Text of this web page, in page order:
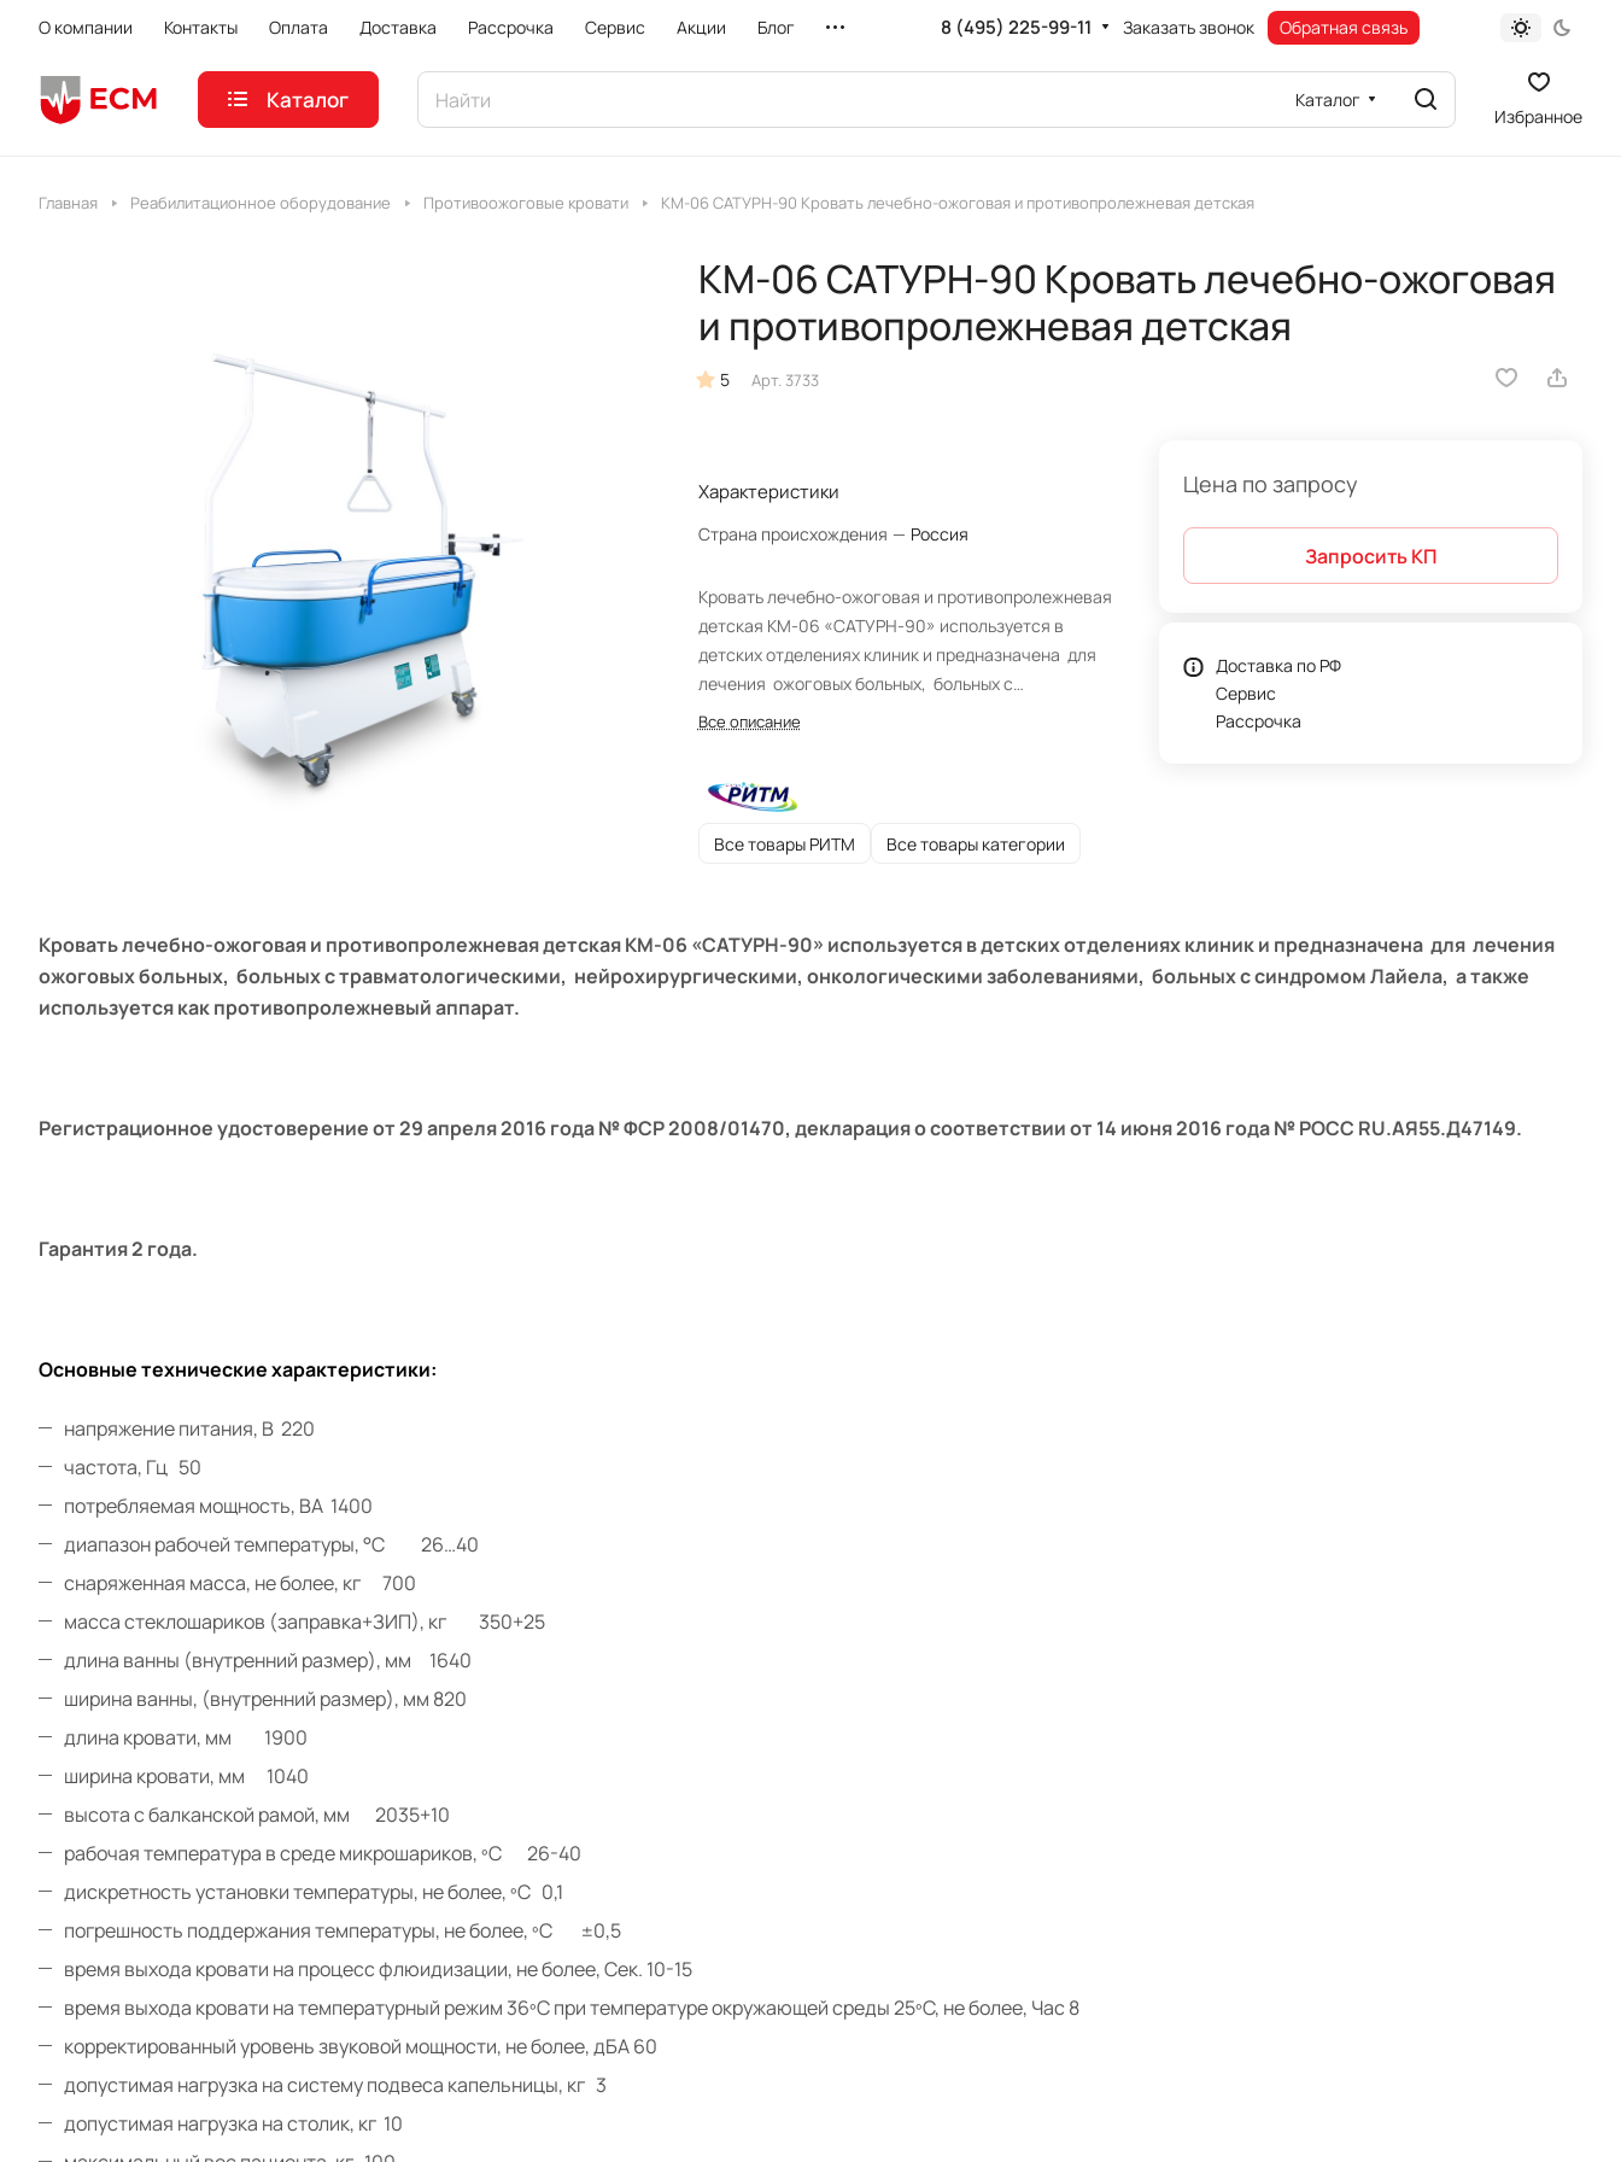
О компании Контакты Оплата Доставка Рассрочка Сервис Акции Блог 8 (495) 225-99-11 Заказать звонок Обратная связь
Каталог Каталог
Избранное
Главная Реабилитационное оборудование Противоожоговые кровати КМ-06 САТУРН-90 Кровать лечебно-ожоговая и противопролежневая детская
КМ-06 САТУРН-90 Кровать лечебно-ожоговая
и противопролежневая детская
5 Арт. 3733
Характеристики
Страна происхождения — Россия
Кровать лечебно-ожоговая и противопролежневая
детская КМ-06 «САТУРН-90» используется в
детских отделениях клиник и предназначена для
лечения ожоговых больных, больных с
травматологическими, нейрохирургическими,
противопролежневый аппарат.
Все описание
Все товары РИТМ Все товары категории
Цена по запросу
Запросить КП
Доставка по РФ
Сервис
Рассрочка
Кровать лечебно-ожоговая и противопролежневая детская КМ-06 «САТУРН-90» используется в детских отделениях клиник и предназначена для лечения
ожоговых больных, больных с травматологическими, нейрохирургическими, онкологическими заболеваниями, больных с синдромом Лайела, а также
используется как противопролежневый аппарат.
Регистрационное удостоверение от 29 апреля 2016 года № ФСР 2008/01470, декларация о соответствии от 14 июня 2016 года № РОСС RU.АЯ55.Д47149.
Гарантия 2 года.
Основные технические характеристики:
напряжение питания, В 220
частота, Гц 50
потребляемая мощность, ВА 1400
диапазон рабочей температуры, °С 26…40
снаряженная масса, не более, кг 700
масса стеклошариков (заправка+ЗИП), кг 350+25
длина ванны (внутренний размер), мм 1640
ширина ванны, (внутренний размер), мм 820
длина кровати, мм 1900
ширина кровати, мм 1040
высота с балканской рамой, мм 2035+10
рабочая температура в среде микрошариков, ºС 26-40
дискретность установки температуры, не более, ºС 0,1
погрешность поддержания температуры, не более, ºС ±0,5
время выхода кровати на процесс флюидизации, не более, Сек. 10-15
время выхода кровати на температурный режим 36ºС при температуре окружающей среды 25ºС, не более, Час 8
корректированный уровень звуковой мощности, не более, дБА 60
допустимая нагрузка на систему подвеса капельницы, кг 3
допустимая нагрузка на столик, кг 10